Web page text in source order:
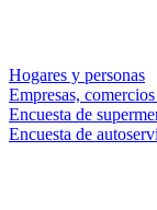
Hogares y personas
Empresas,
Encuesta de
Encuesta de